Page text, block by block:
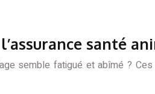
santé
semble fatigué et abîmé ?